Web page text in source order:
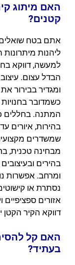
האם מיתוג
קטנים?
אתם בטח
ליהנות
למעשה, דווקא
הבדל עצום.
ומגדיר בבירור
כשמדובר
המתנה. בחללים
בהירות, איורים
שמשדרים
מבחינה טכנית,
בהירים
ומרחב. אפשרות
נסתרת או
אזורים ספציפיים
דווקא הקיר
האם קל
בעתיד?